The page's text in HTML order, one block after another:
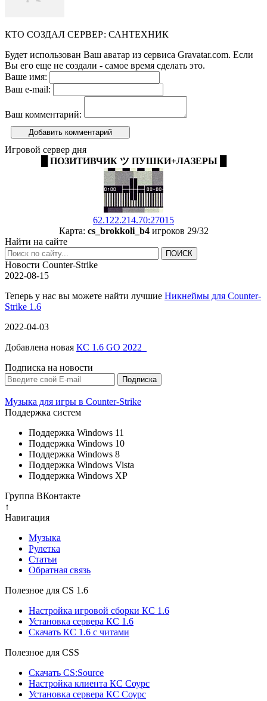
КТО СОЗДАЛ СЕРВЕР: САНТЕХНИК
Будет использован Ваш аватар из сервиса Gravatar.com. Если
Вы его еще не создали - самое время сделать это.
Ваше имя:
Ваш e-mail:
Ваш комментарий:
Добавить комментарий
Игровой сервер дня
█ ПОЗИТИВЧИК ツ ПУШКИ+ЛАЗЕРЫ █
62.122.214.70:27015
Карта: cs_brokkoli_b4игроков 29/32
Найти на сайте
Новости Counter-Strike
2022-08-15
Теперь у нас вы можете найти лучшие Никнеймы для Counter-
Strike 1.6
2022-04-03
Добавлена новая КС 1.6 GO 2022
Подписка на новости
Музыка для игры в Counter-Strike
Поддержка систем
Поддержка Windows 11
Поддержка Windows 10
Поддержка Windows 8
Поддержка Windows Vista
Поддержка Windows XP
Группа ВКонтакте
↑
Навигация
Музыка
Рулетка
Cтатьи
Обратная связь
Полезное для CS 1.6
Настройка игровой сборки КС 1.6
Установка сервера КС 1.6
Скачать КС 1.6 с читами
Полезное для CSS
Скачать CS:Source
Настройка клиента КС Cоурс
Установка сервера КС Соурс